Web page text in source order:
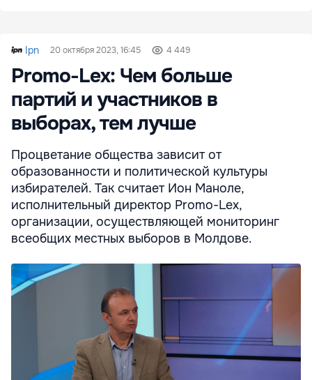
Ipn 20 октября 2023, 16:45 4 449
Promo-Lex: Чем больше
партий и участников в
выборах, тем лучше
Процветание общества зависит от
образованности и политической культуры
избирателей. Так считает Ион Маноле,
исполнительный директор Promo-Lex,
организации, осуществляющей мониторинг
всеобщих местных выборов в Молдове.